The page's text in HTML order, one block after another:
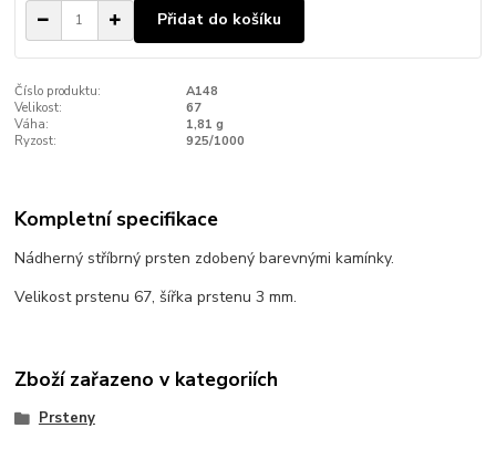
Přidat do košíku
Číslo produktu:
A148
Velikost:
67
Váha:
1,81 g
Ryzost:
925/1000
Kompletní specifikace
Nádherný stříbrný prsten zdobený barevnými kamínky.
Velikost prstenu 67, šířka prstenu 3 mm.
Zboží zařazeno v kategoriích
Prsteny